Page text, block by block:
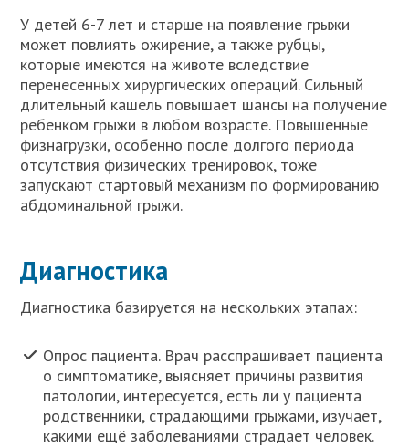
У детей 6-7 лет и старше на появление грыжи
может повлиять ожирение, а также рубцы,
которые имеются на животе вследствие
перенесенных хирургических операций. Сильный
длительный кашель повышает шансы на получение
ребенком грыжи в любом возрасте. Повышенные
физнагрузки, особенно после долгого периода
отсутствия физических тренировок, тоже
запускают стартовый механизм по формированию
абдоминальной грыжи.
Диагностика
Диагностика базируется на нескольких этапах:
Опрос пациента. Врач расспрашивает пациента
о симптоматике, выясняет причины развития
патологии, интересуется, есть ли у пациента
родственники, страдающими грыжами, изучает,
какими ещё заболеваниями страдает человек.